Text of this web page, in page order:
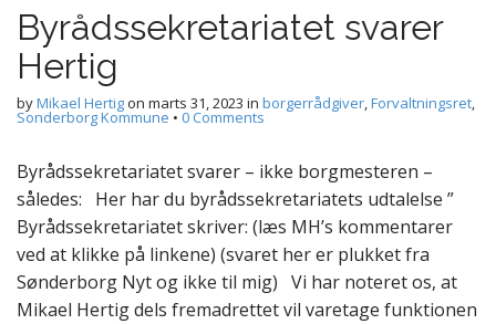
Byrådssekretariatet svarer
Hertig
byMikael Hertigon marts 31, 2023 in borgerrådgiver,Forvaltningsret,
Sonderborg Kommune • 0 Comments
Byrådssekretariatet svarer – ikke borgmesteren –
således: Her har du byrådssekretariatets udtalelse ”
Byrådssekretariatet skriver: (læs MH’s kommentarer
ved at klikke på linkene) (svaret her er plukket fra
Sønderborg Nyt og ikke til mig) Vi har noteret os, at
Mikael Hertig dels fremadrettet vil varetage funktionen